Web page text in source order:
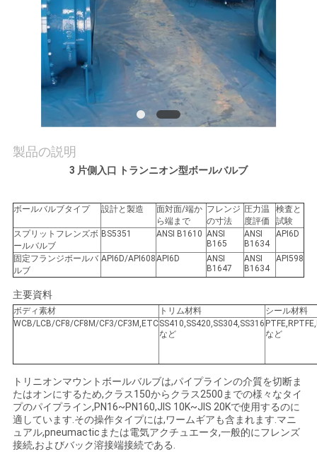
連
く
だ
さ
い
ュ
ー
ス
製品の説明
3 片側入口 トランニオン型ボールバルブ
ボールバルブタイプ 設計と製造
面対面/端か
ら端まで
フレンジ
の寸法
圧力温
度評価
検査と
試験
スプリットフレンズボ
ールバルブ
BS5351 ANSI B1610 ANSI
B165
ANSI
B1634
API6D
固定フランジボールバ
ルブ
API6D/API608API6D
ANSI
B1647
ANSI
B1634
API598
主要資料
ボディ素材 トリム材料
シール材料
WCB/LCB/CF8/CF8M/CF3/CF3M,ETCSS410,SS420,SS304,SS316
など
など
トリニオンマウントボールバルブは,パイプラインの介質を切断ま
たはオンにするため,クラス150からクラス2500までの様々なタイ
プのパイプライン,PN16~PN160,JIS 10K~JIS 20Kで使用するのに
適しています.その操作タイプには,ワームギアも含まれます.マニ
ュアル,pneumacticまたは電気アクチュエータ,一般的にフレンズ
接続,およびバック溶接端接続である.